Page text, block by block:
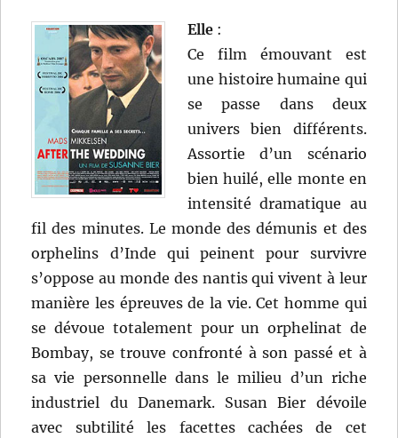
Elle :
Ce film émouvant est
une histoire humaine qui
se passe dans deux
univers bien différents.
Assortie d’un scénario
bien huilé, elle monte en
intensité dramatique au
fil des minutes. Le monde des démunis et des
orphelins d’Inde qui peinent pour survivre
s’oppose au monde des nantis qui vivent à leur
manière les épreuves de la vie. Cet homme qui
se dévoue totalement pour un orphelinat de
Bombay, se trouve confronté à son passé et à
sa vie personnelle dans le milieu d’un riche
industriel du Danemark. Susan Bier dévoile
avec subtilité les facettes cachées de cet